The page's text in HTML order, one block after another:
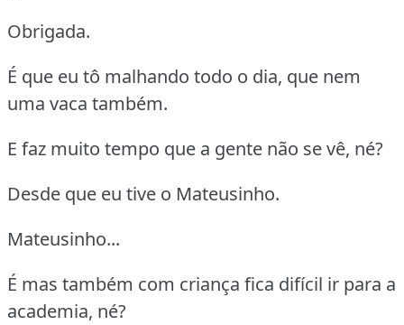
Obrigada.
É que eu tô malhando todo o dia, que nem
uma vaca também.
E faz muito tempo que a gente não se vê, né?
Desde que eu tive o Mateusinho.
Mateusinho...
É mas também com criança fica difícil ir para a
academia, né?